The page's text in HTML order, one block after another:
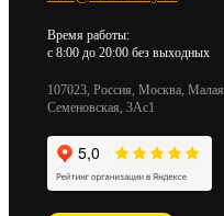
Время работы:
c 8:00 до 20:00 без выходных
107023, Россия, Москва, Малая
Семеновская, 3Ас1